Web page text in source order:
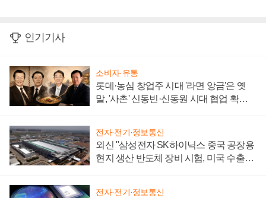
인기기사
소비자·유통
롯데·농심 창업주 시대 '라면 앙금'은 옛
말, '사촌' 신동빈·신동원 시대 협업 확대
전자·전기·정보통신
외신 "삼성전자 SK하이닉스 중국 공장용
현지 생산 반도체 장비 시험, 미국 수출통
전자·전기·정보통신